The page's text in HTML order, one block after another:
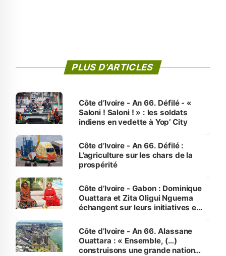
PLUS D'ARTICLES
Côte d’Ivoire - An 66. Défilé - «
Saloni ! Saloni ! » : les soldats
indiens en vedette à Yop’ City
Côte d’Ivoire - An 66. Défilé :
L’agriculture sur les chars de la
prospérité
Côte d’Ivoire - Gabon : Dominique
Ouattara et Zita Oligui Nguema
échangent sur leurs initiatives en
enfants
Côte d’Ivoire - An 66. Alassane
Ouattara : « Ensemble, (…)
construisons une grande nation